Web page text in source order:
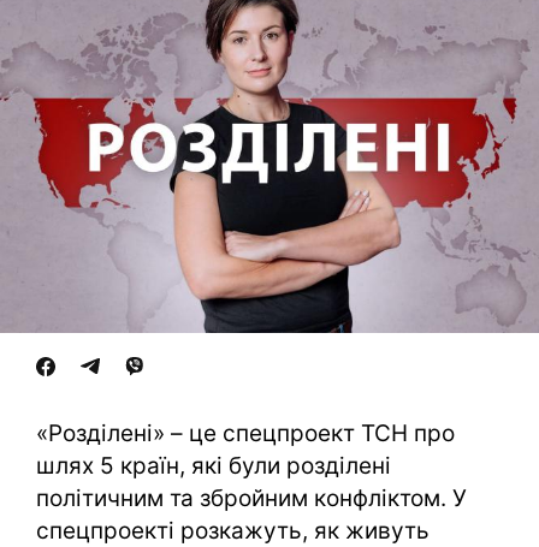
«Розділені» – це спецпроект ТСН про
шлях 5 країн, які були розділені
політичним та збройним конфліктом. У
спецпроекті розкажуть, як живуть